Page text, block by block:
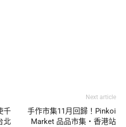
千
北
Next article
手作市集11月回歸！Pinkoi
Market 品品市集・香港站